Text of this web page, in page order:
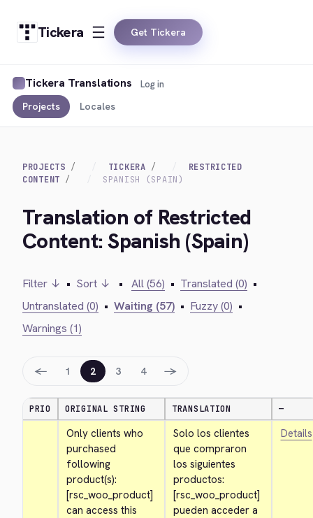
Tickera Get Tickera
Tickera Translations
Projects Locales
Log in
PROJECTS TICKERA
RESTRICTED
CONTENT
SPANISH (SPAIN)
Translation of Restricted
Content: Spanish (Spain)
Filter ↓ • Sort ↓ • All (56) • Translated (0) •
Untranslated (0) • Waiting (57) • Fuzzy (0) •
Warnings (1)
← 1 2 3 4 →
PRIO ORIGINAL STRING TRANSLATION —
Only clients who
purchased
following
product(s):
[rsc_woo_product]
can access this
Solo los clientes
que compraron
los siguientes
productos:
[rsc_woo_product]
pueden acceder a
Details